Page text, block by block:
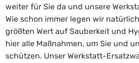
weiter für Sie da und unsere
Wie schon immer legen wir
größten Wert auf Sauberkeit und
hier alle Maßnahmen, um Sie und
schützen. Unser Werkstatt-